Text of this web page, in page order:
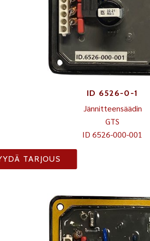
ID 6526-0-1
Jännitteensäädin
GTS
ID 6526-000-001
TARJOUS